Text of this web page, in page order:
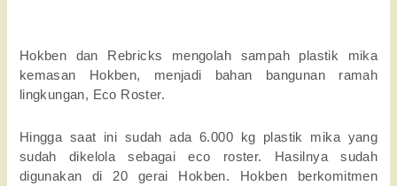
Hokben dan Rebricks mengolah sampah plastik mika
kemasan Hokben, menjadi bahan bangunan ramah
lingkungan, Eco Roster.
Hingga saat ini sudah ada 6.000 kg plastik mika yang
sudah dikelola sebagai eco roster. Hasilnya sudah
digunakan di 20 gerai Hokben. Hokben berkomitmen